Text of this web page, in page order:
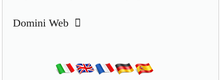
Domini Web